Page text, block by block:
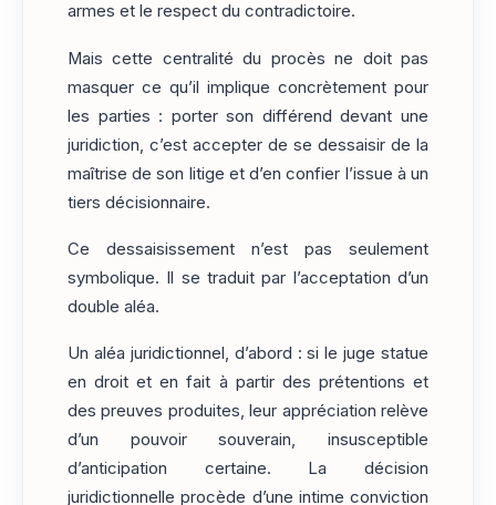
armes et le respect du contradictoire.
Mais cette centralité du procès ne doit pas
masquer ce qu’il implique concrètement pour
les parties : porter son différend devant une
juridiction, c’est accepter de se dessaisir de la
maîtrise de son litige et d’en confier l’issue à un
tiers décisionnaire.
Ce dessaisissement n’est pas seulement
symbolique. Il se traduit par l’acceptation d’un
double aléa.
Un aléa juridictionnel, d’abord : si le juge statue
en droit et en fait à partir des prétentions et
des preuves produites, leur appréciation relève
d’un pouvoir souverain, insusceptible
d’anticipation certaine. La décision
juridictionnelle procède d’une intime conviction